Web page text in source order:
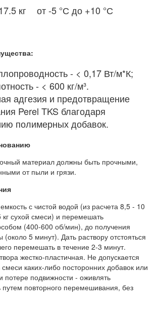
кг от -5 °С до +10 °С
- < 0,17 Вт/м*К;
- < 600 кг/м³.
адгезия и предотвращение
Perel TKS благодаря
полимерных добавок.
материал должны быть прочными,
от пыли и грязи.
с чистой водой (из расчета 8,5 - 10
сухой смеси) и перемешать
(400-600 об/мин), до получения
5 минут). Дать раствору отстояться
перемешать в течение 2-3 минут.
жестко-пластичная. Не допускается
смеси каких-либо посторонних добавок или
потере подвижности - оживлять
повторного перемешивания, без